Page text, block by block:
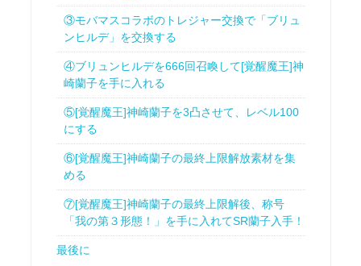
③モバマスコラボのトレジャー交換で「ブリュ
ンヒルデ」を交換する
④ブリュンヒルデを666回召喚して[覚醒魔王]神
崎蘭子を手に入れる
⑤[覚醒魔王]神崎蘭子を3凸させて、レベル100
にする
⑥[覚醒魔王]神崎蘭子の最終上限解放素材を集
める
⑦[覚醒魔王]神崎蘭子の最終上限解後、称号
「我の第３形態！」を手に入れてSR蘭子入手！
最後に